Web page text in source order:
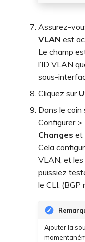
Assurez-
VLAN est
Le champ
l’ID VLAN
sous-
Cliquez sur
Dans le coin
Configurer >
Changes et
Cela
VLAN, et les
puissiez
le CLI. (BGP
Ajouter la